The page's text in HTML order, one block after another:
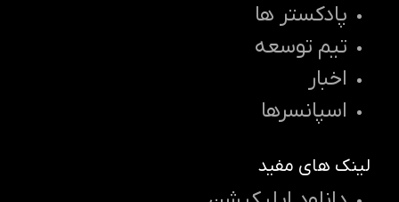
پادکستر ها
تیم توسعه
اخبار
اسپانسرها
لینک های مفید